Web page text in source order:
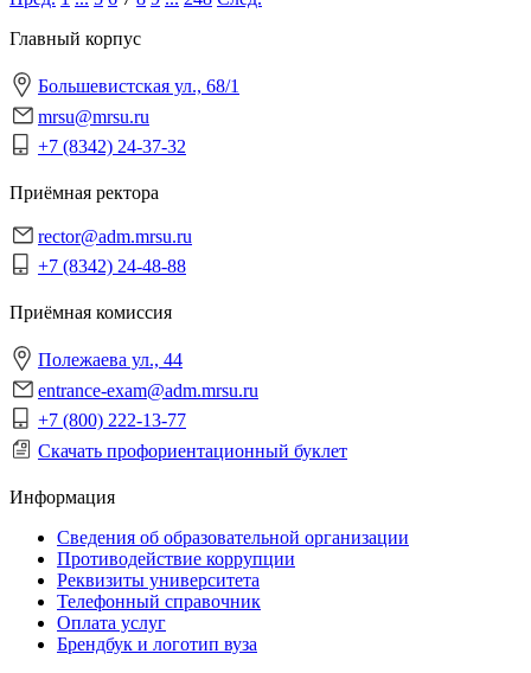
Главный корпус
Большевистская ул., 68/1
mrsu@mrsu.ru
+7 (8342) 24-37-32
Приёмная ректора
rector@adm.mrsu.ru
+7 (8342) 24-48-88
Приёмная комиссия
Полежаева ул., 44
entrance-exam@adm.mrsu.ru
+7 (800) 222-13-77
Скачать профориентационный буклет
Информация
Сведения об образовательной организации
Противодействие коррупции
Реквизиты университета
Телефонный справочник
Оплата услуг
Брендбук и логотип вуза